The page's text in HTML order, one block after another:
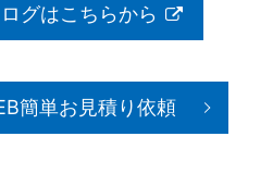
グはこちらから
簡単お見積り依頼